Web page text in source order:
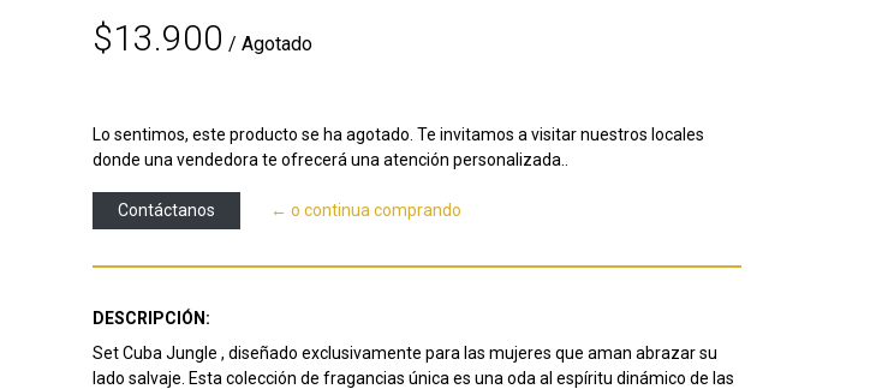
$13.900 / Agotado
Lo sentimos, este producto se ha agotado. Te invitamos a visitar nuestros locales
donde una vendedora te ofrecerá una atención personalizada..
Contáctanos ← o continua comprando
DESCRIPCIÓN:
Set Cuba Jungle , diseñado exclusivamente para las mujeres que aman abrazar su
lado salvaje. Esta colección de fragancias única es una oda al espíritu dinámico de las